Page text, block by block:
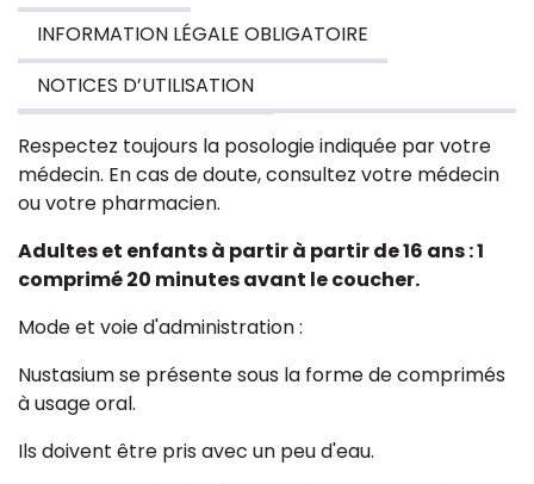
INFORMATION LÉGALE OBLIGATOIRE
NOTICES D’UTILISATION
Respectez toujours la posologie indiquée par votre
médecin. En cas de doute, consultez votre médecin
ou votre pharmacien.
Adultes et enfants à partir à partir de 16 ans : 1
comprimé 20 minutes avant le coucher.
Mode et voie d'administration :
Nustasium se présente sous la forme de comprimés
à usage oral.
Ils doivent être pris avec un peu d'eau.